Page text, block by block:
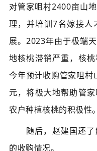
对管家咀村2400亩山
理，并培训7名嫁接人
展。2023年由于极端
地核桃滞销严重，核
今年预计收购管家咀
元，将极大地帮助管
农户种植核桃的积极性。
随后，赵建国还
的收购情况。